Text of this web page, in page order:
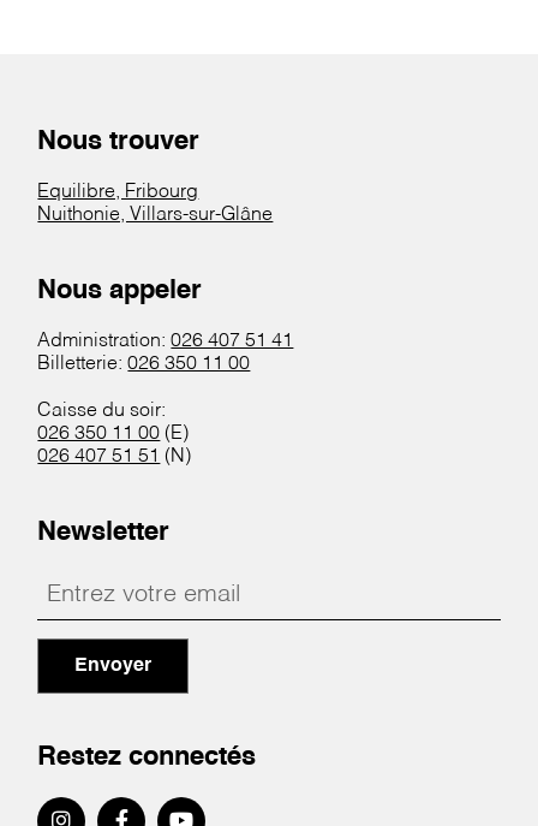
Nous trouver
Equilibre, Fribourg
Nuithonie, Villars-sur-Glâne
Nous appeler
Administration:026 407 51 41
Billetterie:026 350 11 00
Caisse du soir:
026 350 11 00 (E)
026 407 51 51 (N)
Newsletter
Envoyer
Restez connectés